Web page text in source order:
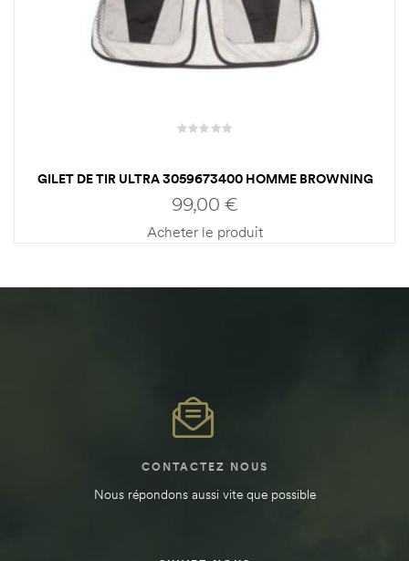
GILET DE TIR ULTRA 3059673400 HOMME BROWNING
99,00 €
Acheter le produit
CONTACTEZ NOUS
Nous répondons aussi vite que possible